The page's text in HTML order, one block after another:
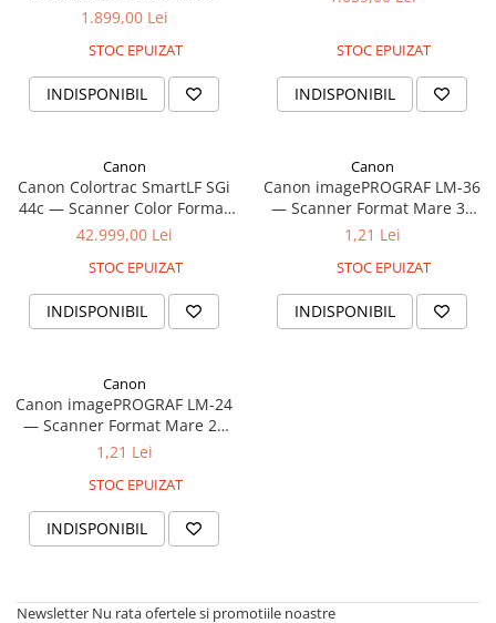
Instrumente de Scris și Desen
Accesorii pentru Pictură
Caiete
Cretă/Burete/Table Școlare
Plastilină
Socotitori / Bețigașe
Creioane Colorate
Tehnica de birou
Laminatoare
Folii Laminare
Distrugătoare Documente
Ghilotine / Trimmere
Aparate de Îndosariat și Accesorii
1.899,00 Lei
STOC EPUIZAT
INDISPONIBIL
STOC EPUIZAT
INDISPONIBIL
Canon
Canon Colortrac SmartLF SGi
44c — Scanner Color Format
Mare 44 inch CCD 1200 dpi
42.999,00 Lei
STOC EPUIZAT
INDISPONIBIL
Canon
Canon imagePROGRAF LM-36
— Scanner Format Mare 36
inch
1,21 Lei
STOC EPUIZAT
INDISPONIBIL
Canon
Canon imagePROGRAF LM-24
— Scanner Format Mare 24
inch
1,21 Lei
STOC EPUIZAT
INDISPONIBIL
Newsletter Nu rata ofertele si promotiile noastre